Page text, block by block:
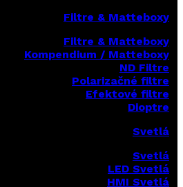
Filtre & Matteboxy
Filtre & Matteboxy
Kompendium / Matteboxy
ND Filtre
Polarizačné filtre
Efektové filtre
Dioptre
Svetlá
Svetlá
LED Svetlá
HMI Svetlá